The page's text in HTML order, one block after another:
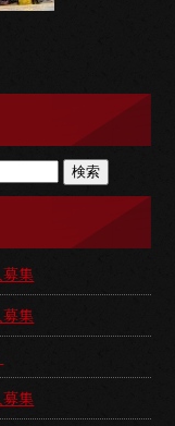
集
集
集